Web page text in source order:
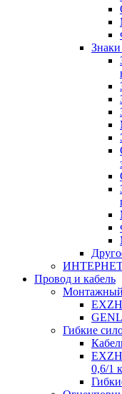
Знаки
Провод и кабель
Гибкие
0,6/1